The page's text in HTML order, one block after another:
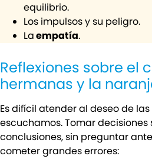
equilibrio.
Los impulsos y su peligro.
Laempatía.
Reflexiones sobre el
hermanas y la
Es difícil atender al deseo de
escuchamos. Tomar
conclusiones, sin preguntar
cometer grandes errores: